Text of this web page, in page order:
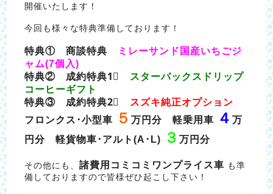
開催いたします！
今回も様々な特典準備しております！
特典① 商談特典
ミレーサンド国産いちごジ
ャム(7個入)
特典② 成約特典1⃣
スターバックスドリップ
コーヒーギフト
特典③ 成約特典2⃣
スズキ純正オプション
フロンクス･小型車
５ 万円分 軽乗用車 ４ 万
円分 軽貨物車･アルト(A･L)
３ 万円分
その他にも、 諸費用コミコミワンプライス車 も準
備しておりますので皆様ぜひ起こし下さい！